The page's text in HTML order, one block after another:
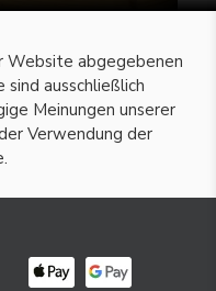
Website abgegebenen
ausschließlich
Meinungen unserer
Verwendung der